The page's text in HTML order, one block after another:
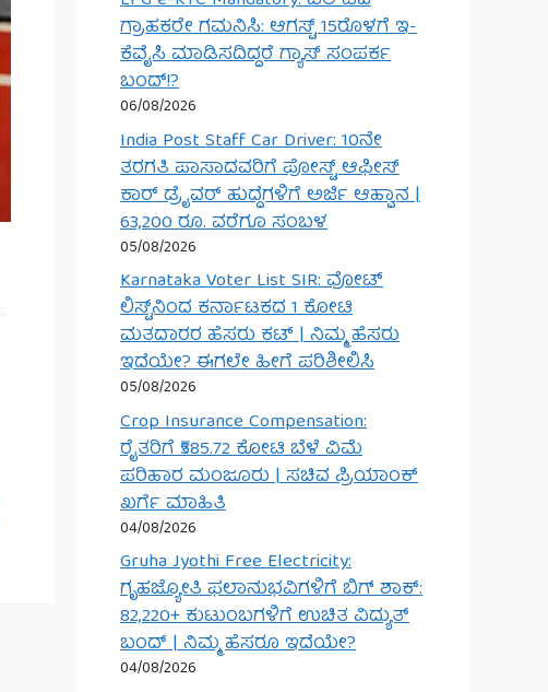
ಗ್ರಾಹಕರೇ ಗಮನಿಸಿ: ಆಗಸ್ಟ್ 15ರೊಳಗೆ ಇ-
ಕೆವೈಸಿ ಮಾಡಿಸದಿದ್ದರೆ ಗ್ಯಾಸ್ ಸಂಪರ್ಕ
ಬಂದ್!?
06/08/2026
India Post Staff Car Driver: 10ನೇ
ತರಗತಿ ಪಾಸಾದವರಿಗೆ ಪೋಸ್ಟ್ ಆಫೀಸ್
ಕಾರ್ ಡ್ರೈವರ್ ಹುದ್ದೆಗಳಿಗೆ ಅರ್ಜಿ ಆಹ್ವಾನ |
63,200 ರೂ. ವರೆಗೂ ಸಂಬಳ
05/08/2026
Karnataka Voter List SIR: ವೋಟ್
ಲಿಸ್ಟ್‌ನಿಂದ ಕರ್ನಾಟಕದ 1 ಕೋಟಿ
ಮತದಾರರ ಹೆಸರು ಕಟ್ | ನಿಮ್ಮ ಹೆಸರು
ಇದೆಯೇ? ಈಗಲೇ ಹೀಗೆ ಪರಿಶೀಲಿಸಿ
05/08/2026
Crop Insurance Compensation:
ರೈತರಿಗೆ ₹585.72 ಕೋಟಿ ಬೆಳೆ ವಿಮೆ
ಪರಿಹಾರ ಮಂಜೂರು | ಸಚಿವ ಪ್ರಿಯಾಂಕ್
ಖರ್ಗೆ ಮಾಹಿತಿ
04/08/2026
Gruha Jyothi Free Electricity:
ಗೃಹಜ್ಯೋತಿ ಫಲಾನುಭವಿಗಳಿಗೆ ಬಿಗ್ ಶಾಕ್:
82,220+ ಕುಟುಂಬಗಳಿಗೆ ಉಚಿತ ವಿದ್ಯುತ್
ಬಂದ್ | ನಿಮ್ಮ ಹೆಸರೂ ಇದೆಯೇ?
04/08/2026